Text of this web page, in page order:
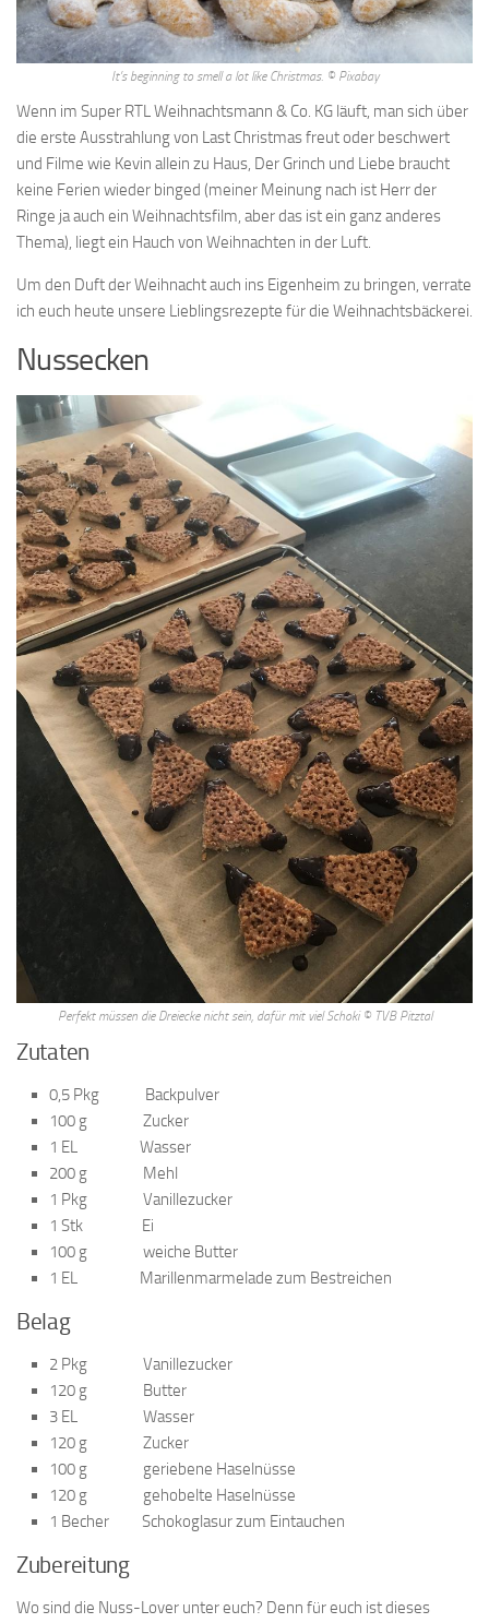
It’s beginning to smell a lot like Christmas. © Pixabay
Wenn im Super RTL Weihnachtsmann & Co. KG läuft, man sich über
die erste Ausstrahlung von Last Christmas freut oder beschwert
und Filme wie Kevin allein zu Haus, Der Grinch und Liebe braucht
keine Ferien wieder binged (meiner Meinung nach ist Herr der
Ringe ja auch ein Weihnachtsfilm, aber das ist ein ganz anderes
Thema), liegt ein Hauch von Weihnachten in der Luft.
Um den Duft der Weihnacht auch ins Eigenheim zu bringen, verrate
ich euch heute unsere Lieblingsrezepte für die Weihnachtsbäckerei.
Nussecken
Perfekt müssen die Dreiecke nicht sein, dafür mit viel Schoki © TVB Pitztal
Zutaten
0,5 Pkg Backpulver
100 g Zucker
1 EL Wasser
200 g Mehl
1 Pkg Vanillezucker
1 Stk Ei
100 g weiche Butter
1 EL Marillenmarmelade zum Bestreichen
Belag
2 Pkg Vanillezucker
120 g Butter
3 EL Wasser
120 g Zucker
100 g geriebene Haselnüsse
120 g gehobelte Haselnüsse
1 Becher Schokoglasur zum Eintauchen
Zubereitung
Wo sind die Nuss-Lover unter euch? Denn für euch ist dieses